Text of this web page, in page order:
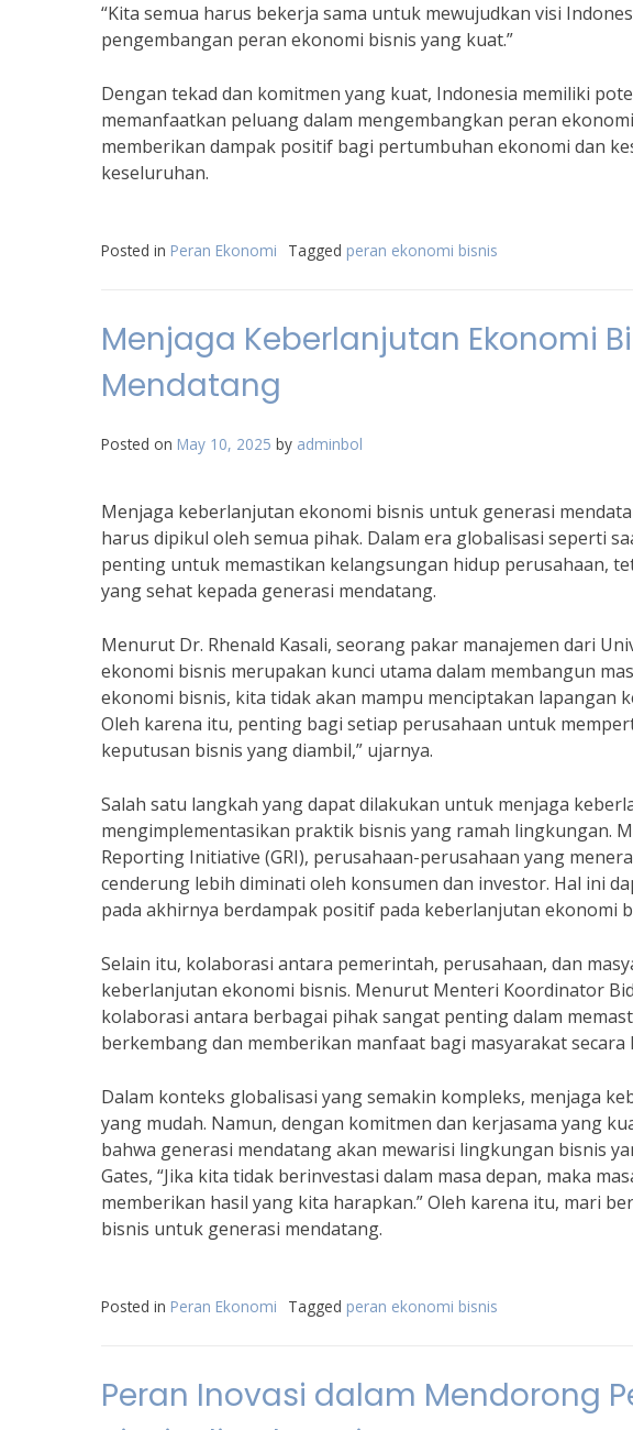
“Kita semua harus bekerja sama untuk mewujudkan visi
pengembangan peran ekonomi bisnis yang kuat.”
Dengan tekad dan komitmen yang kuat, Indonesia memiliki
memanfaatkan peluang dalam mengembangkan peran
memberikan dampak positif bagi pertumbuhan ekonomi dan
keseluruhan.
Posted in Peran Ekonomi Tagged peran ekonomi bisnis
Menjaga Keberlanjutan Ekonomi
Mendatang
Posted on May 10, 2025 by adminbol
Menjaga keberlanjutan ekonomi bisnis untuk generasi
harus dipikul oleh semua pihak. Dalam era globalisasi seperti
penting untuk memastikan kelangsungan hidup perusahaan,
yang sehat kepada generasi mendatang.
Menurut Dr. Rhenald Kasali, seorang pakar manajemen dari
ekonomi bisnis merupakan kunci utama dalam membangun
ekonomi bisnis, kita tidak akan mampu menciptakan lapangan
Oleh karena itu, penting bagi setiap perusahaan untuk
keputusan bisnis yang diambil,” ujarnya.
Salah satu langkah yang dapat dilakukan untuk menjaga
mengimplementasikan praktik bisnis yang ramah lingkungan.
Reporting Initiative (GRI), perusahaan-perusahaan yang
cenderung lebih diminati oleh konsumen dan investor. Hal ini
pada akhirnya berdampak positif pada keberlanjutan ekonomi
Selain itu, kolaborasi antara pemerintah, perusahaan, dan
keberlanjutan ekonomi bisnis. Menurut Menteri Koordinator
kolaborasi antara berbagai pihak sangat penting dalam
berkembang dan memberikan manfaat bagi masyarakat secara
Dalam konteks globalisasi yang semakin kompleks, menjaga
yang mudah. Namun, dengan komitmen dan kerjasama yang
bahwa generasi mendatang akan mewarisi lingkungan bisnis
Gates, “Jika kita tidak berinvestasi dalam masa depan, maka
memberikan hasil yang kita harapkan.” Oleh karena itu, mari
bisnis untuk generasi mendatang.
Posted in Peran Ekonomi Tagged peran ekonomi bisnis
Peran Inovasi dalam Mendorong